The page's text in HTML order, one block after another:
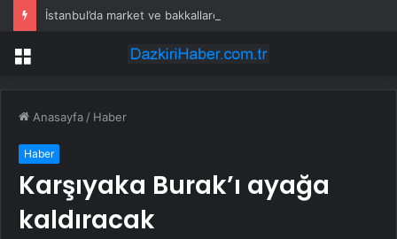
Menü
Anasayfa / Haber
Haber
Karşıyaka Burak’ı ayağa
kaldıracak